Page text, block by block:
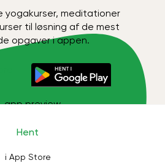
meditationer
til løsning af de mest
opgaver i appen.
Hent
i App Store